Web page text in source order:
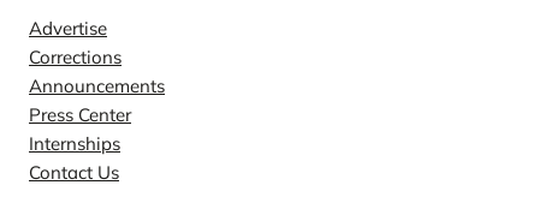
Advertise
Corrections
Announcements
Press Center
Internships
Contact Us